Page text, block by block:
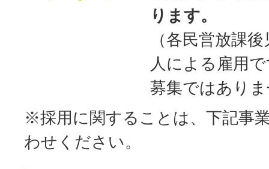
ります。
（各民営放課
人による雇用
募集ではあり
※採用に関することは、下記事
わせください。